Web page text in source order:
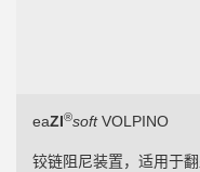
eaZI®softVOLPINO
铰链阻尼装置，适用于